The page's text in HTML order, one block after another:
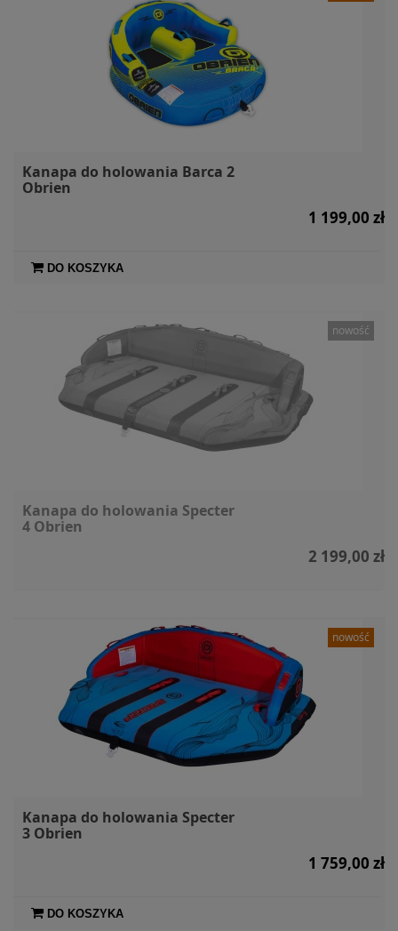
Kanapa do holowania Barca 2
Obrien
1 199,00 zł
DO KOSZYKA
Kanapa do holowania Specter
4 Obrien
2 199,00 zł
nowość
Kanapa do holowania Specter
3 Obrien
1 759,00 zł
DO KOSZYKA
nowość